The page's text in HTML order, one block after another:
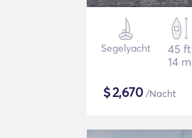
Segelyacht
45 ft
14 m
$2,670 /Nacht